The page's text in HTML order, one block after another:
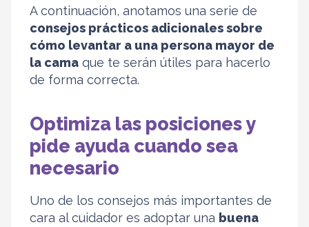
A continuación, anotamos una serie de
consejos prácticos adicionales sobre
cómo levantar a una persona mayor de
la cama que te serán útiles para hacerlo
de forma correcta.
Optimiza las posiciones y
pide ayuda cuando sea
necesario
Uno de los consejos más importantes de
cara al cuidador es adoptar una buena